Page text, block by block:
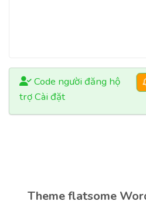
Code người đăng hộ
trợ Cài đặt
Theme flatsome